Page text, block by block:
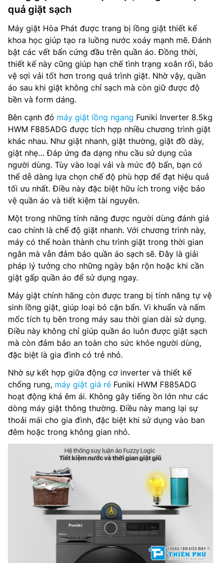
quả giặt sạch
Máy giặt Hòa Phát được trang bị lồng giặt thiết kế
khoa học giúp tạo ra luồng nước xoáy mạnh mẽ. Đánh
bật các vết bẩn cứng đầu trên quần áo. Đồng thời,
thiết kế này cũng giúp hạn chế tình trạng xoắn rối, bảo
vệ sợi vải tốt hơn trong quá trình giặt. Nhờ vậy, quần
áo sau khi giặt không chỉ sạch mà còn giữ được độ
bền và form dáng.
Bên cạnh đó máy giặt lồng ngang Funiki Inverter 8.5kg
HWM F885ADG được tích hợp nhiều chương trình giặt
khác nhau. Như giặt nhanh, giặt thường, giặt đồ dày,
giặt nhẹ… Đáp ứng đa dạng nhu cầu sử dụng của
người dùng. Tùy vào loại vải và mức độ bẩn, bạn có
thể dễ dàng lựa chọn chế độ phù hợp để đạt hiệu quả
tối ưu nhất. Điều này đặc biệt hữu ích trong việc bảo
vệ quần áo và tiết kiệm tài nguyên.
Một trong những tính năng được người dùng đánh giá
cao chính là chế độ giặt nhanh. Với chương trình này,
máy có thể hoàn thành chu trình giặt trong thời gian
ngắn mà vẫn đảm bảo quần áo sạch sẽ. Đây là giải
pháp lý tưởng cho những ngày bận rộn hoặc khi cần
giặt gấp quần áo để sử dụng ngay.
Máy giặt chính hãng còn được trang bị tính năng tự vệ
sinh lồng giặt, giúp loại bỏ cặn bẩn. Vi khuẩn và nấm
mốc tích tụ bên trong máy sau thời gian dài sử dụng.
Điều này không chỉ giúp quần áo luôn được giặt sạch
mà còn đảm bảo an toàn cho sức khỏe người dùng,
đặc biệt là gia đình có trẻ nhỏ.
Nhờ sự kết hợp giữa động cơ inverter và thiết kế
chống rung, máy giặt giá rẻ Funiki HWM F885ADG
hoạt động khá êm ái. Không gây tiếng ồn lớn như các
dòng máy giặt thông thường. Điều này mang lại sự
thoải mái cho gia đình, đặc biệt khi sử dụng vào ban
đêm hoặc trong không gian nhỏ.